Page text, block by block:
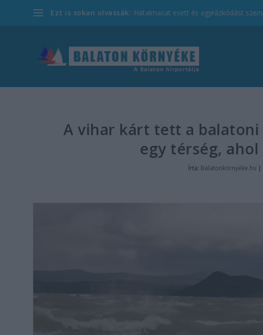
Ezt is sokan olvassák: Hatalmasat esett és agyrázkódást
A vihar kárt tett a
egy térség,
Írta: Balatonkörnyéke.hu |